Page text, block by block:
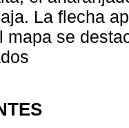
La flecha
mapa se